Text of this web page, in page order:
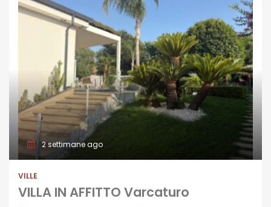
2 settimane ago
VILLE
VILLA IN AFFITTO Varcaturo